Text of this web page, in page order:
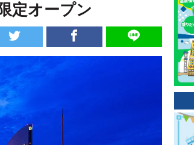
定オープン